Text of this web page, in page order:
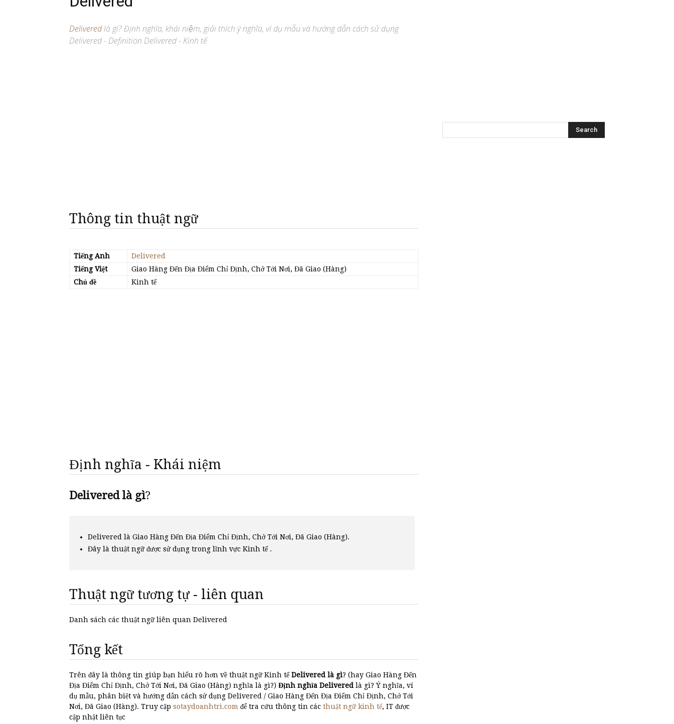
Deliveredlà gì? Định nghĩa, khái niệm, giải thích ý nghĩa, ví dụ mẫu và hướng dẫn cách sử dụng
Delivered - Definition Delivered - Kinh tế
Thông tin thuật ngữ
Tiếng Anh
Delivered
Tiếng Việt
Giao Hàng Đến Địa Điểm Chỉ Định, Chở Tới Nơi, Đã Giao (Hàng)
Chủ đề
Kinh tế
Định nghĩa - Khái niệm
Delivered là gì?
Delivered là Giao Hàng Đến Địa Điểm Chỉ Định, Chở Tới Nơi, Đã Giao (Hàng).
Đây là thuật ngữ được sử dụng trong lĩnh vực Kinh tế .
Thuật ngữ tương tự - liên quan
Danh sách các thuật ngữ liên quan Delivered
Tổng kết
Trên đây là thông tin giúp bạn hiểu rõ hơn về thuật ngữ Kinh tếDelivered là gì? (hay Giao Hàng Đến
Địa Điểm Chỉ Định, Chở Tới Nơi, Đã Giao (Hàng) nghĩa là gì?) Định nghĩa Delivered là gì? Ý nghĩa, ví
dụ mẫu, phân biệt và hướng dẫn cách sử dụng Delivered / Giao Hàng Đến Địa Điểm Chỉ Định, Chở Tới
Nơi, Đã Giao (Hàng). Truy cập sotaydoanhtri.com để tra cứu thông tin các thuật ngữ kinh tế, IT được
cập nhật liên tục